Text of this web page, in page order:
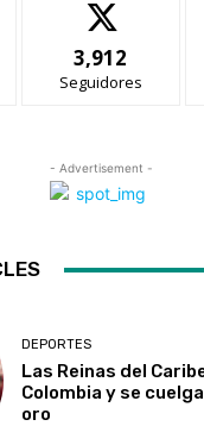
3,912
Seguidores
- Advertisement -
DEPORTES
Las Reinas del
Colombia y se
oro